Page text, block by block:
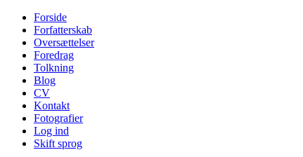
Forside
Forfatterskab
Oversættelser
Foredrag
Tolkning
Blog
CV
Kontakt
Fotografier
Log ind
Skift sprog